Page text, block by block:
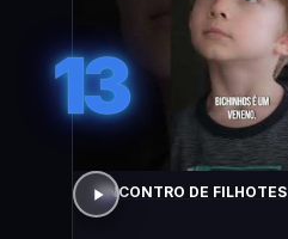
13
ENCONTRO DE FILHOTES